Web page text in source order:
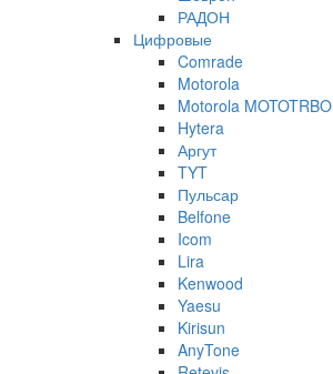
РАДОН
Цифровые
Comrade
Motorola
Motorola MOTOTRBO
Hytera
Аргут
TYT
Пульсар
Belfone
Icom
Lira
Kenwood
Yaesu
Kirisun
AnyTone